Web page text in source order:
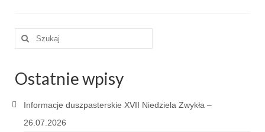
Sakrament eucharystii
Sakrament pojednania
Sakrament małżeństwa
Szuklaj
Ostatnie wpisy
Informacje duszpasterskie XVII Niedziela Zwykła –
26.07.2026